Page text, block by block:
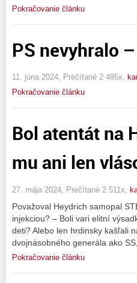
Pokračovanie článku
PS nevyhralo
11. júna 2024, Prečítané 2 495x,
Pokračovanie článku
Bol atentát na
mu ani len
27. mája 2024, Prečítané 2 511x,
Považoval Heydrich samopal
injekciou? – Boli vari elitní
deti? Alebo len hrdinsky kašľali
dvojnásobného generála ako
Pokračovanie článku